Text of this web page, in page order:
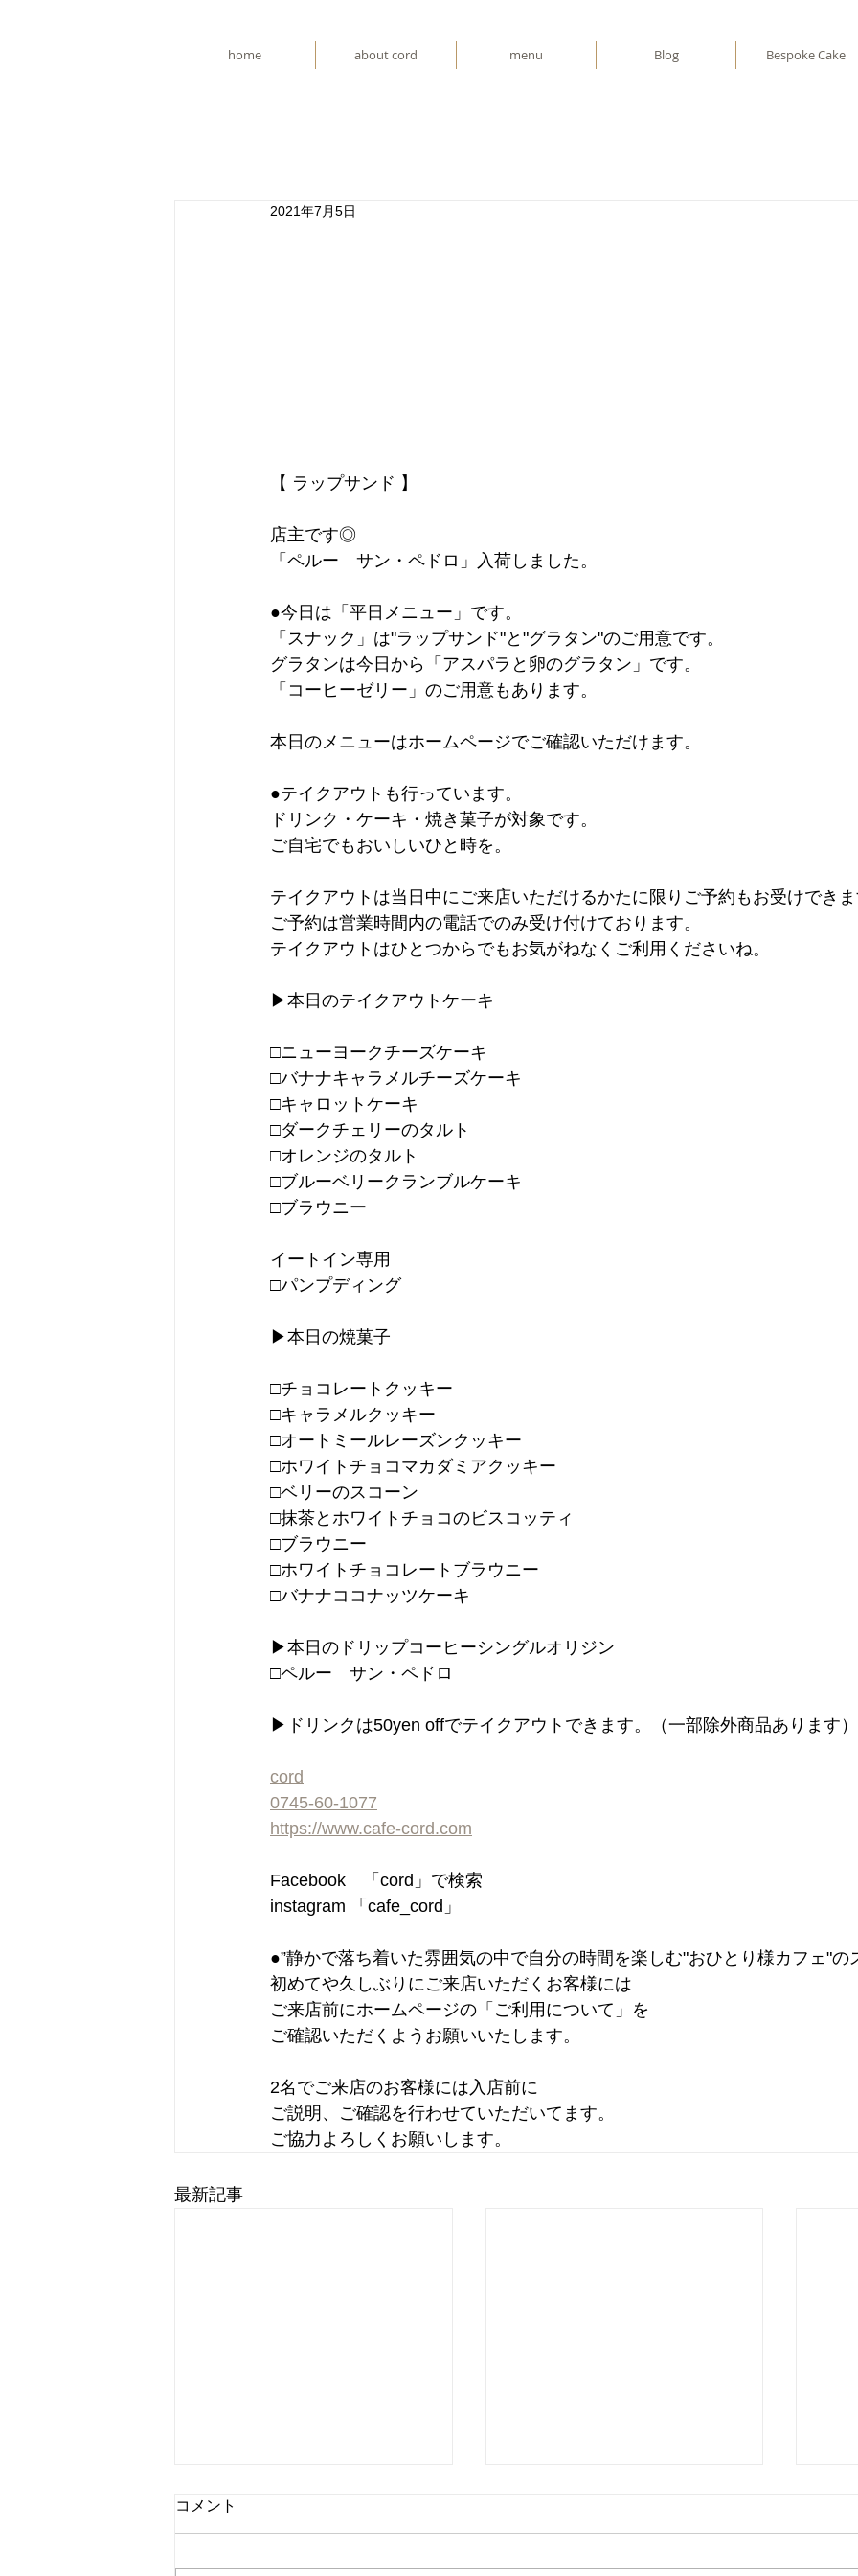
home about cord menu Blog Bespoke Cake
2021年7月5日
【 ラップサンド 】
店主です◎
「ペルー　サン・ペドロ」入荷しました。
●今日は「平日メニュー」です。
「スナック」は"ラップサンド"と"グラタン"のご用意です。
グラタンは今日から「アスパラと卵のグラタン」です。
「コーヒーゼリー」のご用意もあります。
本日のメニューはホームページでご確認いただけます。
●テイクアウトも行っています。
ドリンク・ケーキ・焼き菓子が対象です。
ご自宅でもおいしいひと時を。
テイクアウトは当日中にご来店いただけるかたに限りご予約もお受けでき
ご予約は営業時間内の電話でのみ受け付けております。
テイクアウトはひとつからでもお気がねなくご利用くださいね。
▶︎本日のテイクアウトケーキ
□ニューヨークチーズケーキ
□バナナキャラメルチーズケーキ
□キャロットケーキ
□ダークチェリーのタルト
□オレンジのタルト
□ブルーベリークランブルケーキ
□ブラウニー
イートイン専用
□パンプディング
▶︎本日の焼菓子
□チョコレートクッキー
□キャラメルクッキー
□オートミールレーズンクッキー
□ホワイトチョコマカダミアクッキー
□ベリーのスコーン
□抹茶とホワイトチョコのビスコッティ
□ブラウニー
□ホワイトチョコレートブラウニー
□バナナココナッツケーキ
▶︎本日のドリップコーヒーシングルオリジン
□ペルー　サン・ペドロ
▶︎ドリンクは50yen offでテイクアウトできます。（一部除外商品あります）
cord
0745-60-1077
https://www.cafe-cord.com
Facebook　「cord」で検索
instagram 「cafe_cord」
●”静かで落ち着いた雰囲気の中で自分の時間を楽しむ"おひとり様カフェ"の
初めてや久しぶりにご来店いただくお客様には
ご来店前にホームページの「ご利用について」を
ご確認いただくようお願いいたします。
2名でご来店のお客様には入店前に
ご説明、ご確認を行わせていただいてます。
ご協力よろしくお願いします。
最新記事
コメント